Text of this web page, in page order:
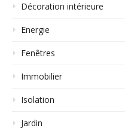
Décoration intérieure
Energie
Fenêtres
Immobilier
Isolation
Jardin